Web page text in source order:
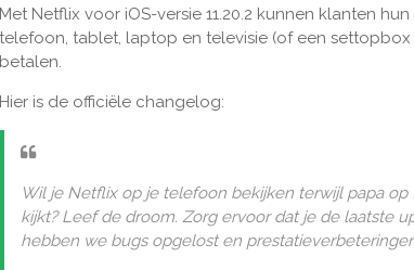
Met Netflix voor iOS-versie 11.20.2 kunnen klanten
telefoon, tablet, laptop en televisie (of een
betalen.
Hier is de officiële changelog:
Wil je Netflix op je telefoon bekijken terwijl papa
kijkt? Leef de droom. Zorg ervoor dat je de laatste
hebben we bugs opgelost en